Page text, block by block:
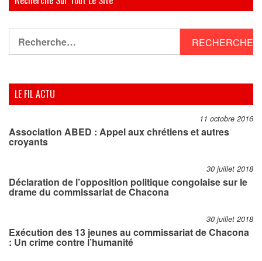
LE FIL ACTU
11 octobre 2016
Association ABED : Appel aux chrétiens et autres
croyants
30 juillet 2018
Déclaration de l’opposition politique congolaise sur le
drame du commissariat de Chacona
30 juillet 2018
Exécution des 13 jeunes au commissariat de Chacona
: Un crime contre l’humanité